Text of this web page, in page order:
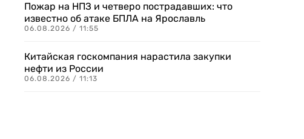
Пожар на НПЗ и четверо пострадавших: что
известно об атаке БПЛА на Ярославль
06.08.2026 / 11:55
Китайская госкомпания нарастила закупки
нефти из России
06.08.2026 / 11:13